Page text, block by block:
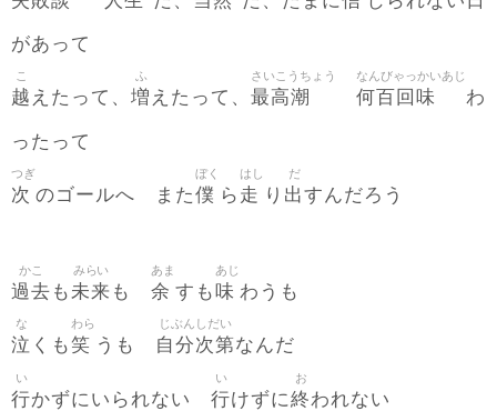
があって
越
こ
えたって、 増
ふ
えたって、 最高潮
さいこうちょう
何百回味
なんびゃっかいあじ
わ
ったって
次
つぎ
のゴールへ また僕
ぼく
ら 走
はし
り 出
だ
すんだろう
過去
かこ
も未来
みらい
も 余
あま
すも味
あじ
わうも
泣
な
くも笑
わら
うも 自分次第
じぶんしだい
なんだ
行
い
かずにいられない 行
い
けずに終
お
われない